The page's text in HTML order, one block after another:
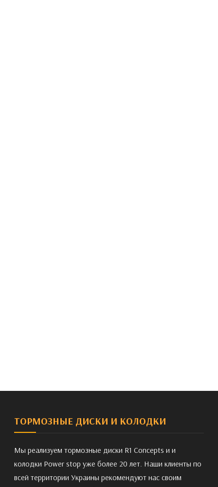
ТОРМОЗНЫЕ ДИСКИ И КОЛОДКИ
Мы реализуем тормозные диски R1 Concepts и и
колодки Power stop уже более 20 лет. Наши клиенты по
всей территории Украины рекомендуют нас своим